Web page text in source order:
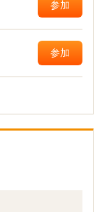
参加
参加